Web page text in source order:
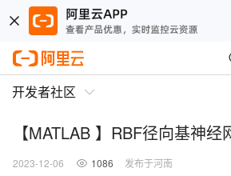
开发者社区
【MATLAB 】RBF径向基神
2023-12-06 1086 发布于河南